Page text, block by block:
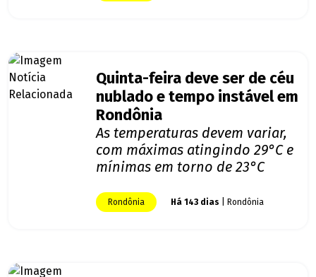
Quinta-feira deve ser de céu
nublado e tempo instável em
Rondônia
As temperaturas devem variar,
com máximas atingindo 29°C e
mínimas em torno de 23°C
Rondônia Há 143 dias | Rondônia